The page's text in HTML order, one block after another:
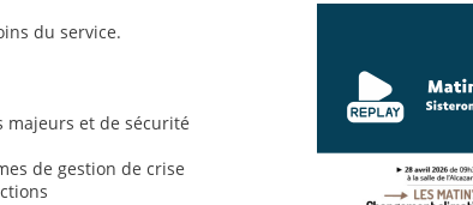
du service.
majeurs et de sécurité
de gestion de crise